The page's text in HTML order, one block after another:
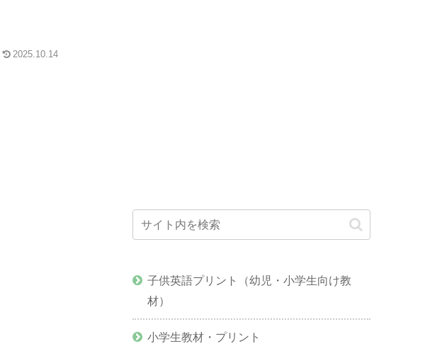
2025.10.14
子供英語プリント（幼児・小学生向け教
材）
小学生教材・プリント